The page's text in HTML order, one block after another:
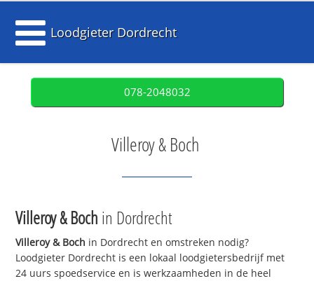
Loodgieter Dordrecht
078-2048032
Villeroy & Boch
Villeroy & Boch in Dordrecht
Villeroy & Boch in Dordrecht en omstreken nodig?
Loodgieter Dordrecht is een lokaal loodgietersbedrijf met
24 uurs spoedservice en is werkzaamheden in de heel